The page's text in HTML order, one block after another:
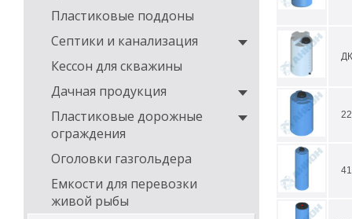
Пластиковые поддоны
Септики и канализация
Кессон для скважины
Дачная продукция
Пластиковые дорожные
ограждения
Оголовки газгольдера
Емкости для перевозки
живой рыбы